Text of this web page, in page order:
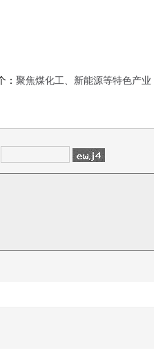
：聚焦煤化工、新能源等特色产业 宁夏出